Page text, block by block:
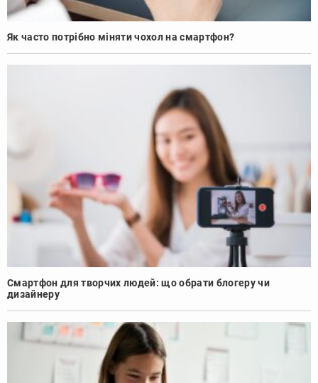
Як часто потрібно міняти чохол на смартфон?
Смартфон для творчих людей: що обрати блогеру чи
дизайнеру